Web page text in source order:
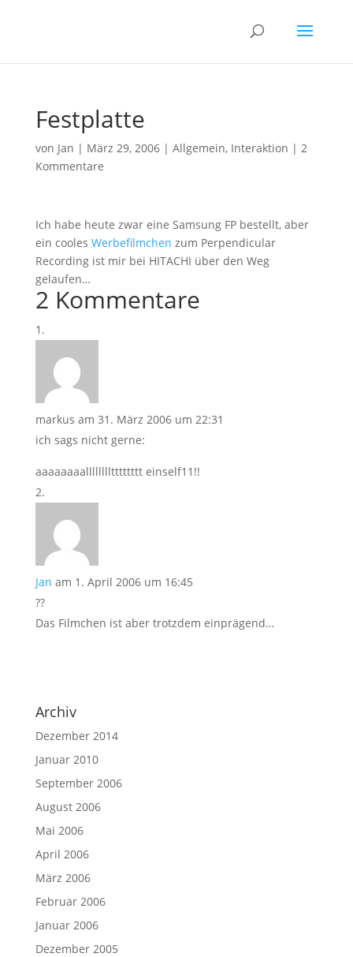
Festplatte
von Jan | März 29, 2006| Allgemein, Interaktion | 2
Kommentare
Ich habe heute zwar eine Samsung FP bestellt, aber
ein cooles Werbefilmchen zum Perpendicular
Recording ist mir bei HITACHI über den Weg
gelaufen…
2 Kommentare
markus am 31. März 2006 um 22:31
ich sags nicht gerne:
aaaaaaaalllllllltttttttt einself11!!
Jan am 1. April 2006 um 16:45
??
Das Filmchen ist aber trotzdem einprägend…
Archiv
Dezember 2014
Januar 2010
September 2006
August 2006
Mai 2006
April 2006
März 2006
Februar 2006
Januar 2006
Dezember 2005